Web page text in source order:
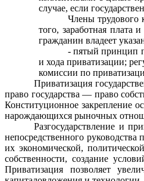
случае, если
Члены трудового
того, заработная плата
гражда­нин владеет
- пятый принцип
и хода приватизации;
комиссии по
Приватизация
право государства — право
Конституционное закрепление
нарождающихся рыночных
Разгосударствление и
непосредственного
их экономической,
собственности, создание
Приватизация позволяет